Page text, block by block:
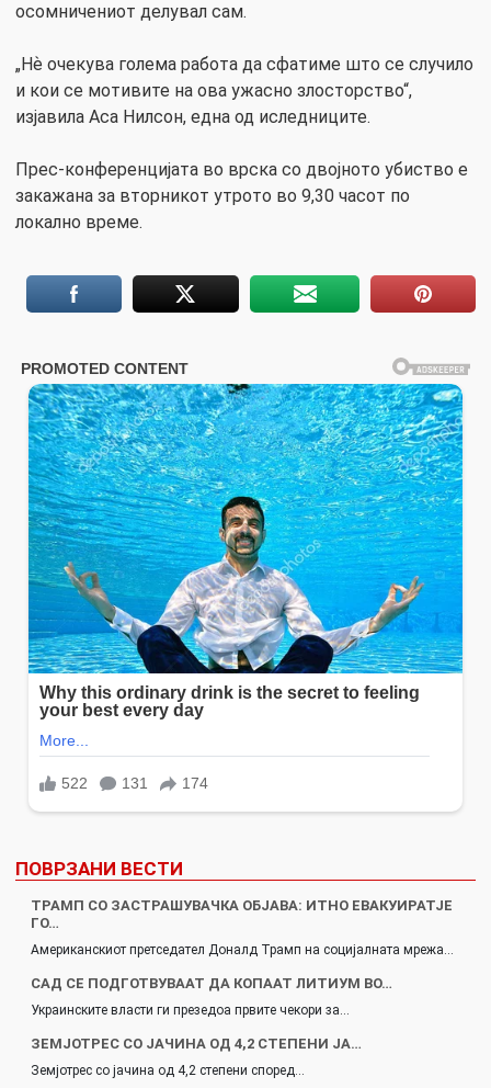
осомничениот делувал сам.
„Нѐ очекува голема работа да сфатиме што се случило
и кои се мотивите на ова ужасно злосторство“,
изјавила Аса Нилсон, една од иследниците.
Прес-конференцијата во врска со двојното убиство е
закажана за вторникот утрото во 9,30 часот по
локално време.
ПОВРЗАНИ ВЕСТИ
ТРАМП СО ЗАСТРАШУВАЧКА ОБЈАВА: ИТНО ЕВАКУИРАТЈЕ
ГО…
Американскиот претседател Доналд Трамп на социјалната мрежа…
САД СЕ ПОДГОТВУВААТ ДА КОПААТ ЛИТИУМ ВО…
Украинските власти ги презедоа првите чекори за…
ЗЕМЈОТРЕС СО ЈАЧИНА ОД 4,2 СТЕПЕНИ ЈА…
Земјотрес со јачина од 4,2 степени според…